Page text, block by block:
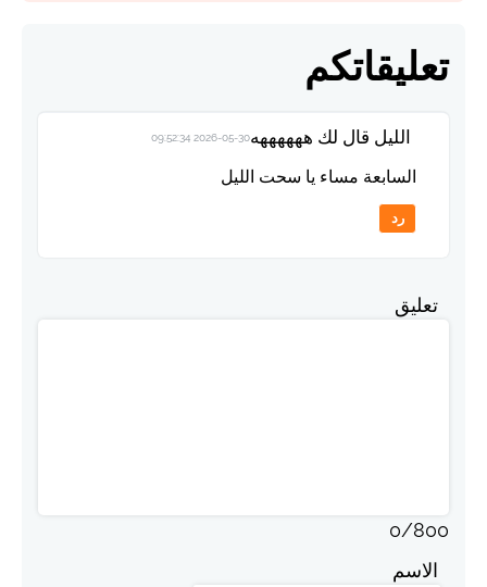
تعليقاتكم
الليل قال لك ههههههه2026-05-30 09:52:34
السابعة مساء يا سحت الليل
رد
تعليق
0/800
الاسم